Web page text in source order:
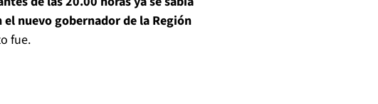
el nuevo gobernador de la Región
fue.